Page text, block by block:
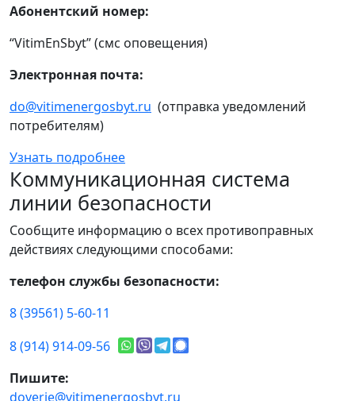
Абонентский номер:
“VitimEnSbyt” (смс оповещения)
Электронная почта:
do@vitimenergosbyt.ru (отправка уведомлений
потребителям)
Узнать подробнее
Коммуникационная система
линии безопасности
Сообщите информацию о всех противоправных
действиях следующими способами:
телефон службы безопасности:
8 (39561) 5-60-11
8 (914) 914-09-56
Пишите:
doverie@vitimenergosbyt.ru